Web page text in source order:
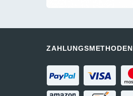
ZAHLUNGSMETHODEN